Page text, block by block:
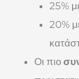
25%
20%
Οι πιο